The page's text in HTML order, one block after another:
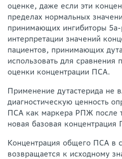
оценке, даже если эти
пределах нормальных
принимающих ингибиторы
интерпретации значений
пациентов, принимающих
использовать для сравнения
оценки концентрации ПСА.
Применение дутастерида не
диагностическую ценность
ПСА как маркера РПЖ после
новая базовая концентрация
Концентрация общего ПСА в
возвращается к исходному